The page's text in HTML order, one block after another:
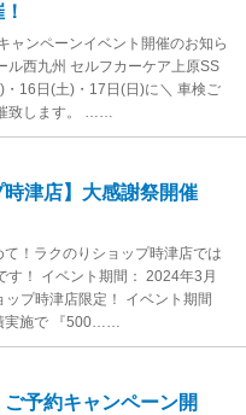
ャンペーンイベント開催のお知ら
ル西九州 セルフカーケア上原SS
16日(土)・17日(日)に＼ 車検ご
致します。 ……
時津店】大感謝祭開催
！ラクのりショップ時津店では
！ イベント期間： 2024年3月
プ時津店限定！ イベント期間
実施で 『500……
ご予約キャンペーン開